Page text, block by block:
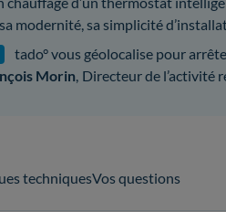
modernité, sa simplicité
tado° vous géolocalise pour
Morin, Directeur de l’activité
techniquesVos questions